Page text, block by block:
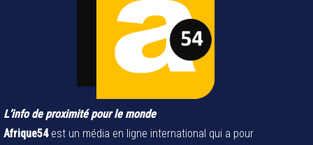
L’info de proximité pour le monde
Afrique54est un média en ligne international qui a pour